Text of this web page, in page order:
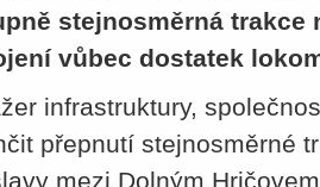
stejnosměrná trakce
vůbec dostatek
infrastruktury,
přepnutí stejnosměrné
mezi Dolným